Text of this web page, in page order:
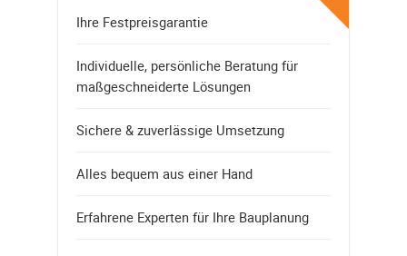
Ihre Festpreisgarantie
Individuelle, persönliche Beratung für
maßgeschneiderte Lösungen
Sichere & zuverlässige Umsetzung
Alles bequem aus einer Hand
Erfahrene Experten für Ihre Bauplanung